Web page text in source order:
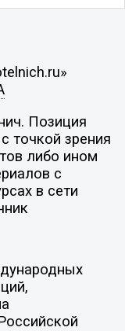
Позиция
точкой зрения
либо ином
с
в сети